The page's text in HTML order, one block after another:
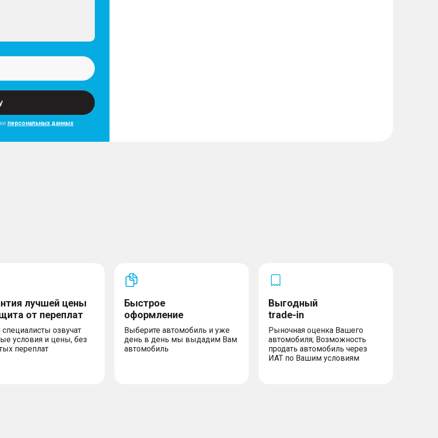
с ручной
передние боковые
и
высоте)
рядов с функцией
персональных данных
лучшей цены
от переплат
озвучат
условия и цены, без
переплат
Быстрое
оформление
Выберите автомобиль и уже
день в день мы выдадим Вам
автомобиль
Выгодный
trade-in
Рыночная оценка Вашего
автомобиля; Возможность
продать автомобиль через
ИАТ по Вашим условиям